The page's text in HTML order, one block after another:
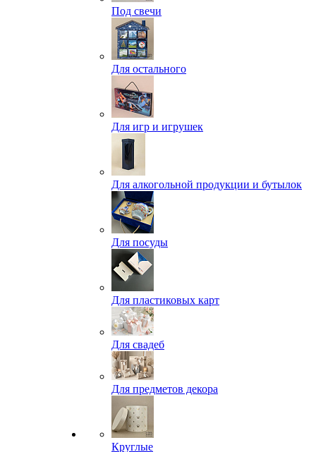
Под свечи
Для остального
Для игр и игрушек
Для алкогольной продукции и бутылок
Для посуды
Для пластиковых карт
Для свадеб
Для предметов декора
Круглые